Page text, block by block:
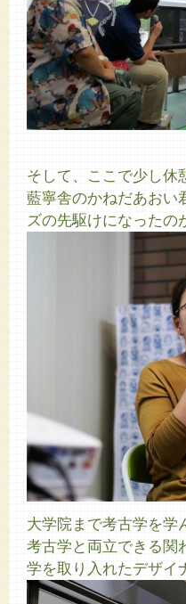
そして、ここで少し
藍寧舎のかねだあおい
ズの先駆けになったの
大学院まで考古学を学
考古学と両立できる関
学を取り入れたデザイ